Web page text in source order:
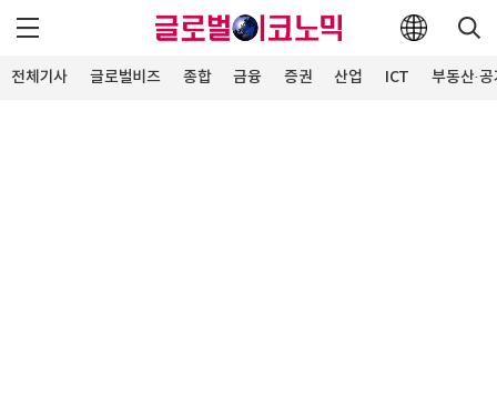
전체기사 글로벌비즈 종합 금융 증권 산업 ICT 부동산·